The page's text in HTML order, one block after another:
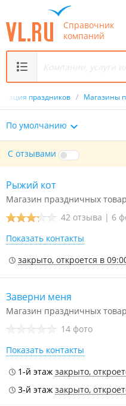
Справочник
компаний
праздников / Магазины
По умолчанию
С отзывами
Рыжий кот
Магазин праздничных
42 отзыва | 6
Показать контакты
закрыто, откроется в
Заверни меня
Магазин праздничных
14 фото
Показать контакты
1-й этаж закрыто,
3-й этаж закрыто,